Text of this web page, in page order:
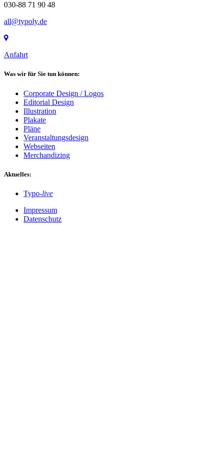
030-88 71 90 48
all@typoly.de
Anfahrt
Was wir für Sie tun können:
Corporate Design / Logos
Editorial Design
Illustration
Plakate
Pläne
Veranstaltungsdesign
Webseiten
Merchandizing
Aktuelles:
Typo-live
Impressum
Datenschutz